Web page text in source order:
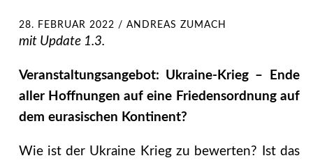
28. FEBRUAR 2022 / ANDREAS ZUMACH
mit Update 1.3.
Veranstaltungsangebot: Ukraine-Krieg – Ende
aller Hoffnungen auf eine Friedensordnung auf
dem eurasischen Kontinent?
Wie ist der Ukraine Krieg zu bewerten? Ist das